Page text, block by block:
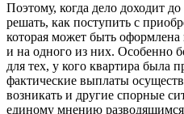
Поэтому, когда дело доходит
решать, как поступить с
которая может быть
и на одного из них. Особенно
для тех, у кого квартира была
фактические выплаты
возникать и другие спорные
единому мнению разводящимся